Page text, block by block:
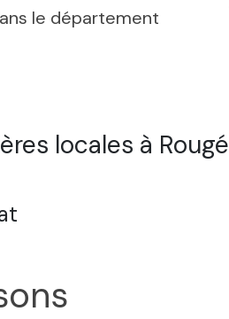
le département
locales à Rougé